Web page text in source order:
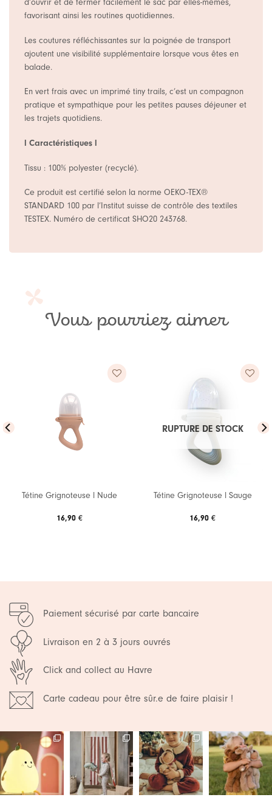
d’ouvrir et de fermer facilement le sac par elles-mêmes,
favorisant ainsi les routines quotidiennes.
Les coutures réfléchissantes sur la poignée de transport
ajoutent une visibilité supplémentaire lorsque vous êtes en
balade.
En vert frais avec un imprimé tiny trails, c’est un compagnon
pratique et sympathique pour les petites pauses déjeuner et
les trajets quotidiens.
l Caractéristiques l
Tissu : 100% polyester (recyclé).
Ce produit est certifié selon la norme OEKO-TEX®
STANDARD 100 par l’Institut suisse de contrôle des textiles
TESTEX. Numéro de certificat SHO20 243768.
Vous pourriez aimer
Tétine Grignoteuse l Nude
16,90 €
liste de
RUPTURE DE STOCK
Tétine Grignoteuse l Sauge
16,90 €
Paiement sécurisé par carte bancaire
Livraison en 2 à 3 jours ouvrés
Click and collect au Havre
Carte cadeau pour être sûr.e de faire plaisir !